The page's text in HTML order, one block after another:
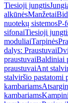
Tiesioji jungtis
alkūnėsManžetai
nuotekų sistemosP-
sifonaiTiesioji
moduliaiTarpinės
dalys: Praustuvai
praustuvaiBaldiniai
praustuvaiAnt
stalviršio pastatomi
kambariams
kambariams